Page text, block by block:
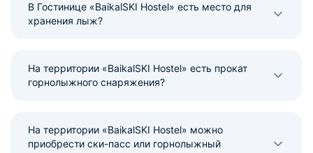
В Гостинице «BaikalSKI Hostel» есть место для
хранения лыж?
На территории «BaikalSKI Hostel» есть прокат
горнолыжного снаряжения?
На территории «BaikalSKI Hostel» можно
приобрести ски-пасс или горнолыжный